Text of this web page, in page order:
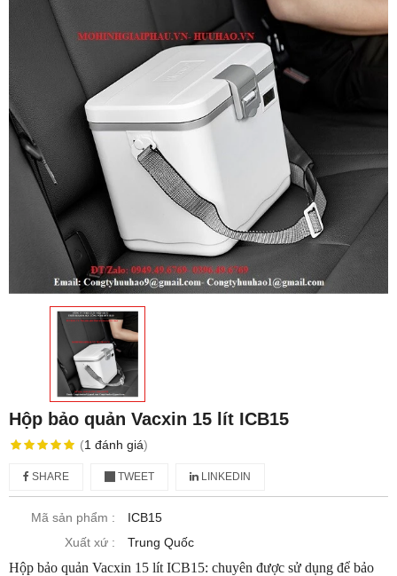
Hộp bảo quản Vacxin 15 lít ICB15
(1 đánh giá)
SHARE TWEET LINKEDIN
Mã sản phẩm :
ICB15
Xuất xứ :
Trung Quốc
Hộp bảo quản Vacxin 15 lít ICB15: chuyên được sử dụng để bảo